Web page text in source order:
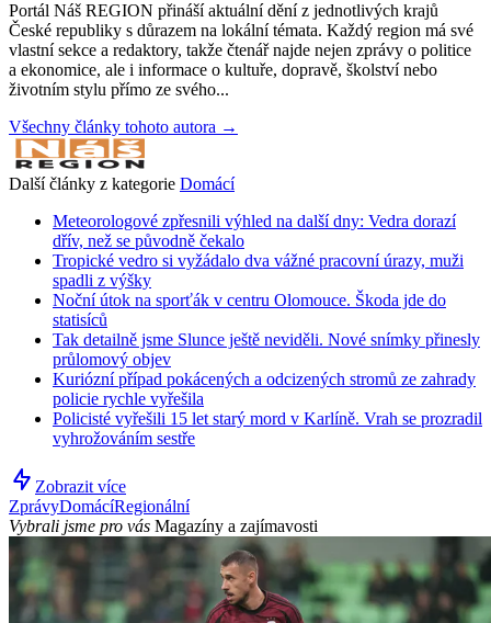
Portál Náš REGION přináší aktuální dění z jednotlivých krajů
České republiky s důrazem na lokální témata. Každý region má své
vlastní sekce a redaktory, takže čtenář najde nejen zprávy o politice
a ekonomice, ale i informace o kultuře, dopravě, školství nebo
životním stylu přímo ze svého...
Všechny články tohoto autora →
Další články z kategorie Domácí
Meteorologové zpřesnili výhled na další dny: Vedra dorazí
dřív, než se původně čekalo
Tropické vedro si vyžádalo dva vážné pracovní úrazy, muži
spadli z výšky
Noční útok na sporťák v centru Olomouce. Škoda jde do
statisíců
Tak detailně jsme Slunce ještě neviděli. Nové snímky přinesly
průlomový objev
Kuriózní případ pokácených a odcizených stromů ze zahrady
policie rychle vyřešila
Policisté vyřešili 15 let starý mord v Karlíně. Vrah se prozradil
vyhrožováním sestře
Zobrazit více
ZprávyDomácíRegionální
Vybrali jsme pro vás Magazíny a zajímavosti